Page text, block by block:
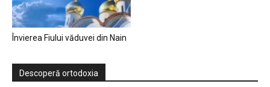
Învierea Fiului văduvei din Nain
Descoperă ortodoxia